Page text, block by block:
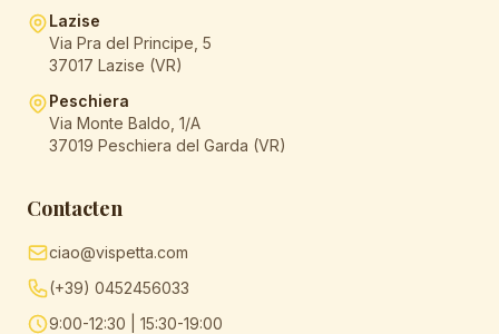
Lazise
Via Pra del Principe, 5
37017 Lazise (VR)
Peschiera
Via Monte Baldo, 1/A
37019 Peschiera del Garda (VR)
Contacten
ciao@vispetta.com
(+39) 0452456033
9:00-12:30 | 15:30-19:00